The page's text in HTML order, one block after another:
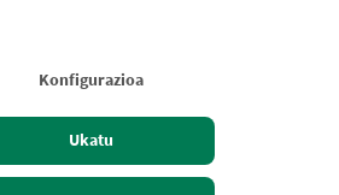
Konfigurazioa
Ukatu